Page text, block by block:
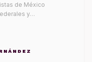
de México
y…